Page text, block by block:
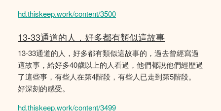
hd.thiskeep.work/content/3500
13-33通道的人，好多都有類似這故事
13-33通道的人，好多都有類似這故事的，過去曾經寫過
這故事，給好多40歲以上的人看過，他們都說他們經歴過
了這些事，有些人在第4階段，有些人已走到第5階段。
好深刻的感受。
hd.thiskeep.work/content/3499